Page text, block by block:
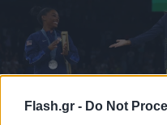
Flash.gr - Do Not